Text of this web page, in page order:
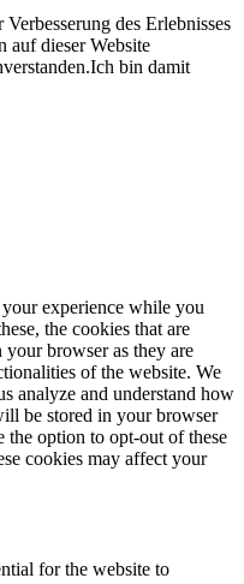
des Erlebnisses
auf dieser Website
Ich bin damit
experience while you
the cookies that are
your browser as they are
of the website. We
analyze and understand how
be stored in your browser
the option to opt-out of these
cookies may affect your
for the website to